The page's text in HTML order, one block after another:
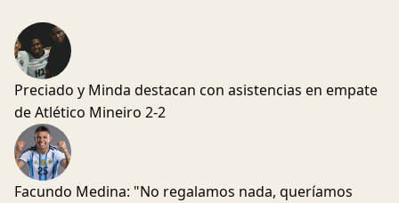
Preciado y Minda destacan con asistencias en empate
de Atlético Mineiro 2-2
Facundo Medina: "No regalamos nada, queríamos